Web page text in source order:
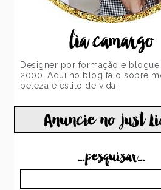
lia camargo
Designer por formação e
2000. Aqui no blog falo sobre
beleza e estilo de vida!
Anuncie no just
...pesquisar...